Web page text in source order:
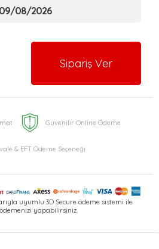
Sipariş Ver
Güvenilir Online Ödeme
& EFT Ödeme Seçeneği
uyumlu 3D Secure ödeme sistemi ile
yapabilirsiniz.